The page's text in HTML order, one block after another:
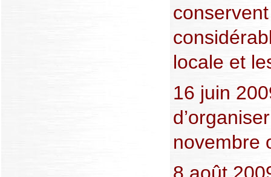
locale et
16 juin
novembre